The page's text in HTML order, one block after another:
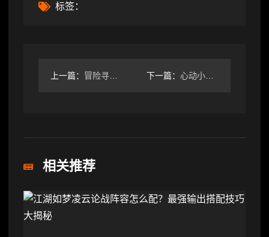
标签：
上一篇： 冒险寻宝然后打败魔王捕蛇者说 下一篇： 心动小镇【心动小镇】出海寻宝 金币家具池 玩法攻略
相关推荐